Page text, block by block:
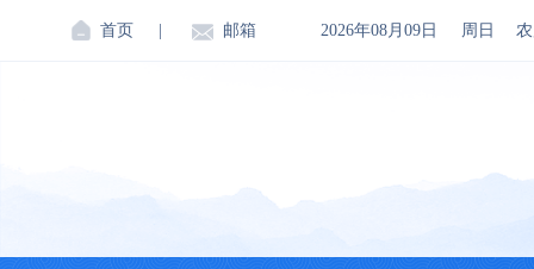
首页 邮箱 2026年08月09日 周日